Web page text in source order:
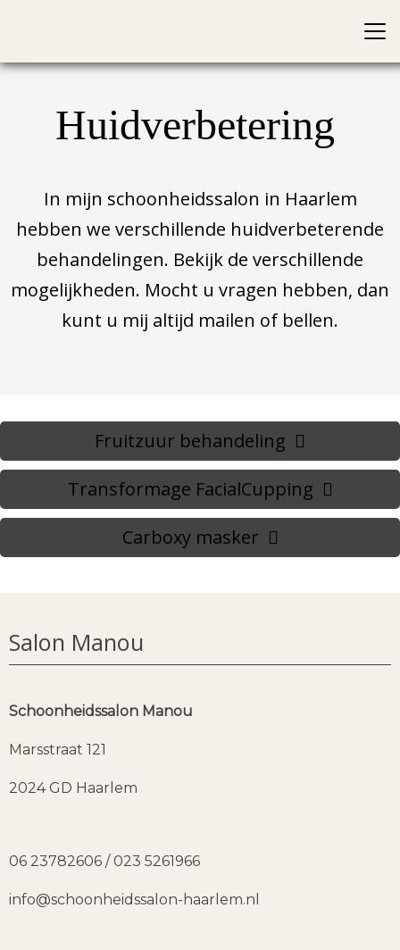
Huidverbetering
In mijn schoonheidssalon in Haarlem
hebben we verschillende huidverbeterende
behandelingen. Bekijk de verschillende
mogelijkheden. Mocht u vragen hebben, dan
kunt u mij altijd mailen of bellen.
Fruitzuur behandeling
Transformage FacialCupping
Carboxy masker
Salon Manou
Schoonheidssalon Manou
Marsstraat 121
2024 GD Haarlem
06 23782606 / 023 5261966
info@schoonheidssalon-haarlem.nl